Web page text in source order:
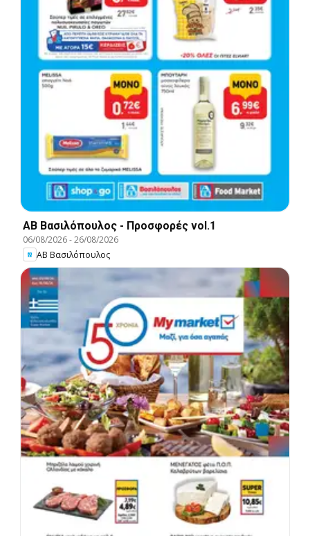
ΑΒ Βασιλόπουλος - Προσφορές vol.1
06/08/2026-26/08/2026
ΑΒ Βασιλόπουλος